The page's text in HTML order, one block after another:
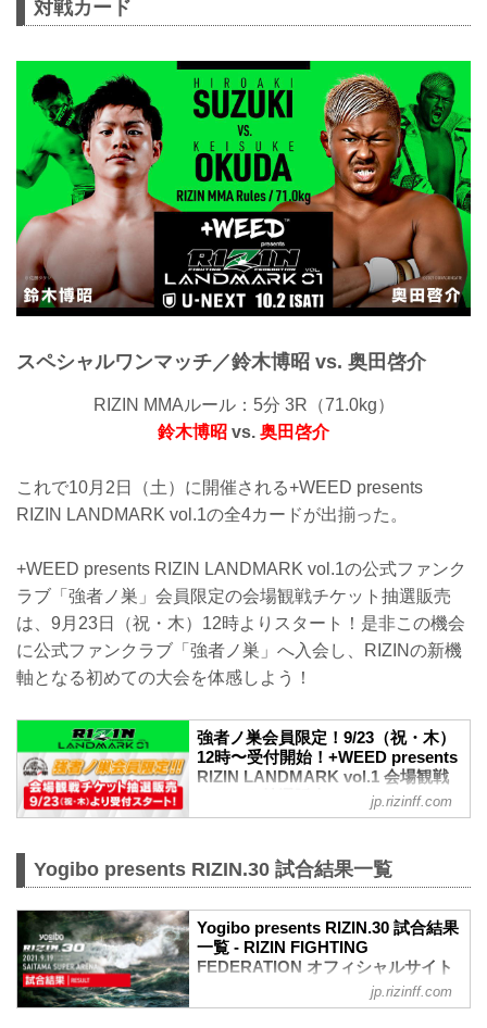
対戦カード
スペシャルワンマッチ／鈴木博昭 vs. 奥田啓介
RIZIN MMAルール：5分 3R（71.0kg）
鈴木博昭 vs. 奥田啓介
これで10月2日（土）に開催される+WEED presents
RIZIN LANDMARK vol.1の全4カードが出揃った。
+WEED presents RIZIN LANDMARK vol.1の公式ファンク
ラブ「強者ノ巣」会員限定の会場観戦チケット抽選販売
は、9月23日（祝・木）12時よりスタート！是非この機会
に公式ファンクラブ「強者ノ巣」へ入会し、RIZINの新機
軸となる初めての大会を体感しよう！
強者ノ巣会員限定！9/23（祝・木）
12時〜受付開始！+WEED presents
RIZIN LANDMARK vol.1 会場観戦
チケット抽選販売 - RIZIN
FIGHTING FEDERATION オフィシ
10月2日（土）に「U-NEXT」で独占ライ
ブ配信される『+WEED presents RIZIN
を、RIZINオフィシャルファンクラブサイ
ト強者ノ巣の会員限定で抽選販売するこ
とが決定したぞ！
応募条件は、RIZINオフィシャルファンク
ラブサイト強者ノ巣の「超強者」「強
jp.rizinff.com
Yogibo presents RIZIN.30 試合結果一覧
Yogibo presents RIZIN.30 試合結果
一覧 - RIZIN FIGHTING
FEDERATION オフィシャルサイト
第10試合／バンタム級トーナメント 2回
jp.rizinff.com